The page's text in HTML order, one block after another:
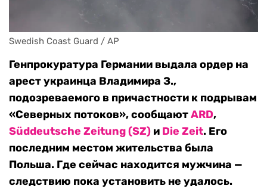
Swedish Coast Guard / AP
Генпрокуратура Германии выдала ордер на
арест украинца Владимира З.,
подозреваемого в причастности к подрывам
«Северных потоков», сообщаютARD,
Süddeutsche Zeitung (SZ) и Die Zeit. Его
последним местом жительства была
Польша. Где сейчас находится мужчина —
следствию пока установить не удалось.